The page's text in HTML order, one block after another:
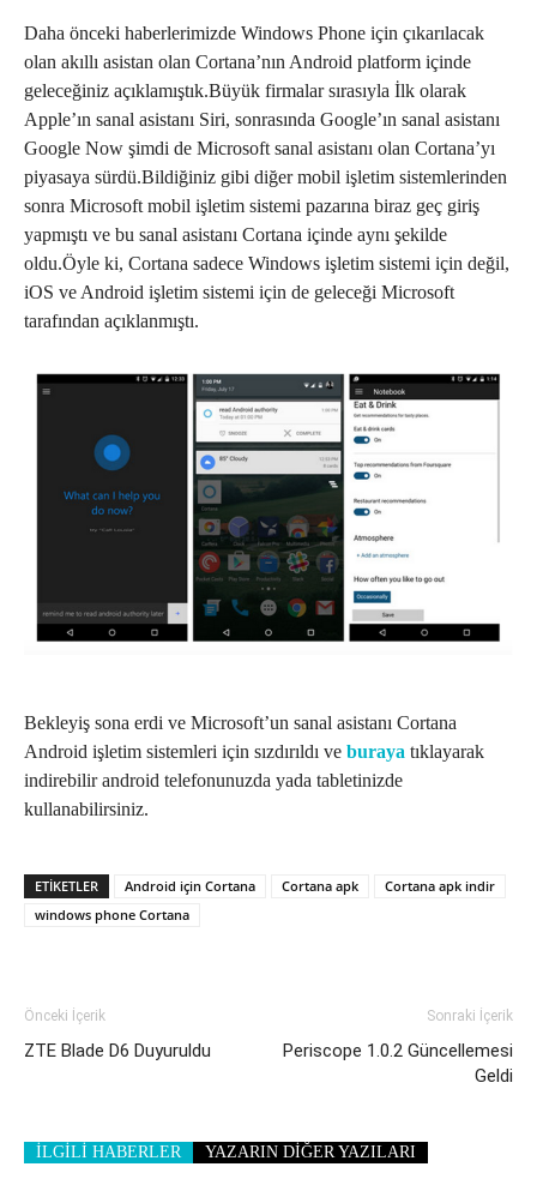
Daha önceki haberlerimizde Windows Phone için çıkarılacak
olan akıllı asistan olan Cortana’nın Android platform içinde
geleceğiniz açıklamıştık.Büyük firmalar sırasıyla İlk olarak
Apple’ın sanal asistanı Siri, sonrasında Google’ın sanal asistanı
Google Now şimdi de Microsoft sanal asistanı olan Cortana’yı
piyasaya sürdü.Bildiğiniz gibi diğer mobil işletim sistemlerinden
sonra Microsoft mobil işletim sistemi pazarına biraz geç giriş
yapmıştı ve bu sanal asistanı Cortana içinde aynı şekilde
oldu.Öyle ki, Cortana sadece Windows işletim sistemi için değil,
iOS ve Android işletim sistemi için de geleceği Microsoft
tarafından açıklanmıştı.
Bekleyiş sona erdi ve Microsoft’un sanal asistanı Cortana
Android işletim sistemleri için sızdırıldı ve buraya tıklayarak
indirebilir android telefonunuzda yada tabletinizde
kullanabilirsiniz.
ETIKETLER Android için Cortana Cortana apk
Cortana apk indir
windows phone Cortana
Önceki İçerik
ZTE Blade D6 Duyuruldu
Sonraki İçerik
Periscope 1.0.2 Güncellemesi
Geldi
İLGİLİ HABERLER YAZARIN DİĞER YAZILARI